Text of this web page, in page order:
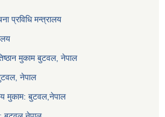
प्रविधि मन्त्रालय
मुकाम बुटवल, नेपाल
नेपाल
मुकाम: बुटवल,नेपाल